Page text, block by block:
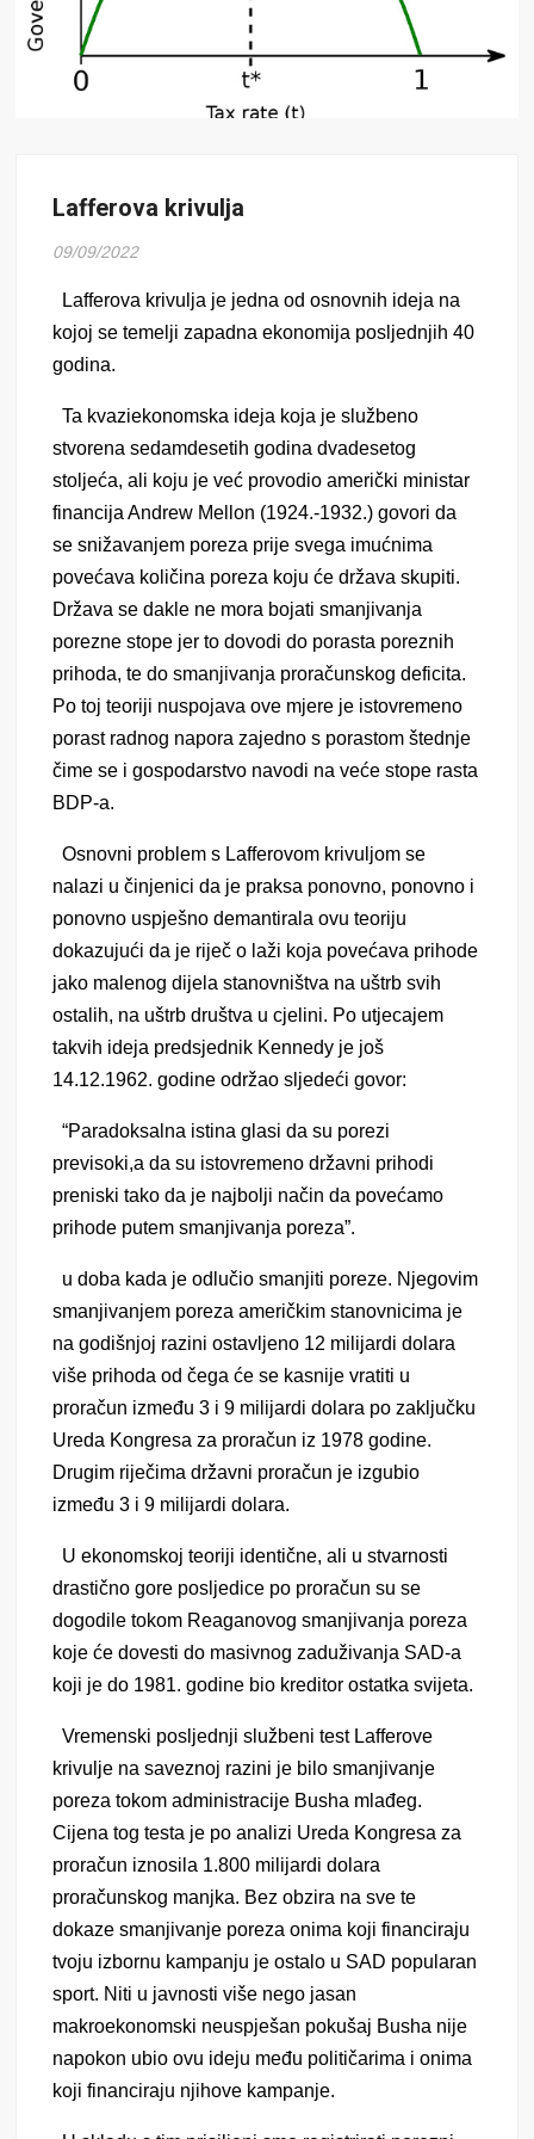
Lafferova krivulja
09/09/2022
Lafferova krivulja je jedna od osnovnih ideja na
kojoj se temeljizapadna ekonomija posljednjih 40
godina.
Ta kvaziekonomska ideja koja je službeno
stvorena sedamdesetih godina dvadesetog
stoljeća, ali koju je već provodio američki ministar
financija Andrew Mellon (1924.-1932.) govori da
se snižavanjem poreza prije svega imućnima
povećava količina poreza koju će država skupiti.
Država se dakle ne mora bojati smanjivanja
porezne stope jer to dovodi do porasta poreznih
prihoda, te do smanjivanja proračunskog deficita.
Po toj teoriji nuspojava ove mjere je istovremeno
porast radnog napora zajedno s porastom štednje
čime se i gospodarstvo navodi na veće stope rasta
BDP-a.
Osnovni problem s Lafferovom krivuljom se
nalazi u činjenici da je praksa ponovno, ponovno i
ponovno uspješno demantirala ovu teoriju
dokazujući da je riječ o laži koja povećava prihode
jako malenog dijela stanovništva na uštrb svih
ostalih, na uštrb društva u cjelini. Po utjecajem
takvih ideja predsjednik Kennedy je još
14.12.1962. godine održao sljedeći govor:
“Paradoksalna istina glasi da su porezi
previsoki,a da su istovremeno državni prihodi
preniski tako da je najbolji način da povećamo
prihode putem smanjivanja poreza”.
u doba kada je odlučio smanjiti poreze. Njegovim
smanjivanjem poreza američkim stanovnicima je
na godišnjoj razini ostavljeno 12 milijardi dolara
više prihoda od čega će se kasnije vratiti u
proračun između 3 i 9 milijardi dolara po zaključku
Ureda Kongresa za proračun iz 1978 godine.
Drugim riječima državni proračun je izgubio
između 3 i 9 milijardi dolara.
U ekonomskoj teoriji identične, ali u stvarnosti
drastično gore posljedice po proračun su se
dogodile tokom Reaganovog smanjivanja poreza
koje će dovesti do masivnog zaduživanja SAD-a
koji je do 1981. godine bio kreditor ostatka svijeta.
Vremenski posljednji službeni test Lafferove
krivulje na saveznoj razini je bilo smanjivanje
poreza tokom administracije Busha mlađeg.
Cijena tog testa je po analizi Ureda Kongresa za
proračun iznosila 1.800 milijardi dolara
proračunskog manjka. Bez obzira na sve te
dokaze smanjivanje poreza onima koji financiraju
tvoju izbornu kampanju je ostalo u SAD popularan
sport. Niti u javnosti više nego jasan
makroekonomski neuspješan pokušaj Busha nije
napokon ubio ovu ideju među političarima i onima
koji financiraju njihove kampanje.